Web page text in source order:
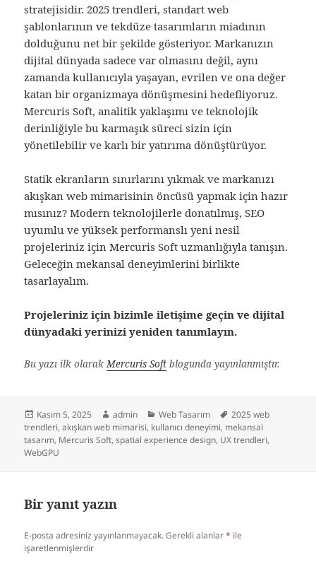
stratejisidir. 2025 trendleri, standart web
şablonlarının ve tekdüze tasarımların miadının
dolduğunu net bir şekilde gösteriyor. Markanızın
dijital dünyada sadece var olmasını değil, aynı
zamanda kullanıcıyla yaşayan, evrilen ve ona değer
katan bir organizmaya dönüşmesini hedefliyoruz.
Mercuris Soft, analitik yaklaşımı ve teknolojik
derinliğiyle bu karmaşık süreci sizin için
yönetilebilir ve karlı bir yatırıma dönüştürüyor.
Statik ekranların sınırlarını yıkmak ve markanızı
akışkan web mimarisinin öncüsü yapmak için hazır
mısınız? Modern teknolojilerle donatılmış, SEO
uyumlu ve yüksek performanslı yeni nesil
projeleriniz için Mercuris Soft uzmanlığıyla tanışın.
Geleceğin mekansal deneyimlerini birlikte
tasarlayalım.
Projeleriniz için bizimle iletişime geçin ve dijital
dünyadaki yerinizi yeniden tanımlayın.
Bu yazı ilk olarakMercuris Soft blogunda yayınlanmıştır.
Yayın
tarihi
Kasım 5, 2025 Yazar
admin Kategoriler
Web Tasarım Etiketler
2025 web
trendleri,akışkan web mimarisi, kullanıcı deneyimi, mekansal
tasarım, Mercuris Soft,spatial experience design, UX trendleri,
WebGPU
Bir yanıt yazın
E-posta adresiniz yayınlanmayacak. Gerekli alanlar* ile
işaretlenmişlerdir